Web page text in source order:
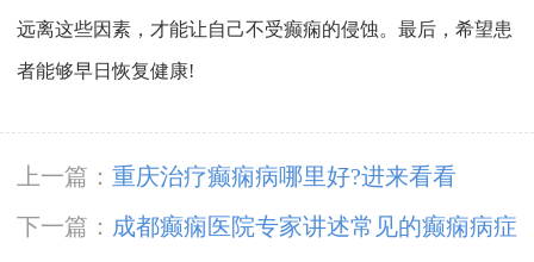
远离这些因素，才能让自己不受癫痫的侵蚀。最后，希望患
者能够早日恢复健康!
上一篇： 重庆治疗癫痫病哪里好?进来看看
下一篇： 成都癫痫医院专家讲述常见的癫痫病症